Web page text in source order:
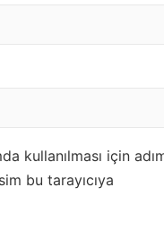
kullanılması için
bu tarayıcıya